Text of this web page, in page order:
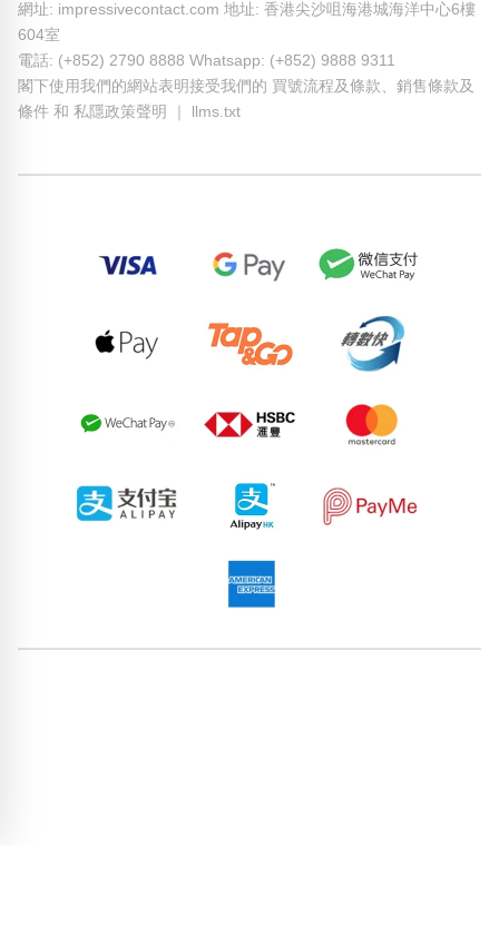
網址: impressivecontact.com 地址: 香港尖沙咀海港城海洋中心6樓
604室
電話: (+852) 2790 8888 Whatsapp: (+852) 9888 9311
閣下使用我們的網站表明接受我們的 買號流程及條款
銷售條款及
條件 和 私隱政策聲明 llms.txt